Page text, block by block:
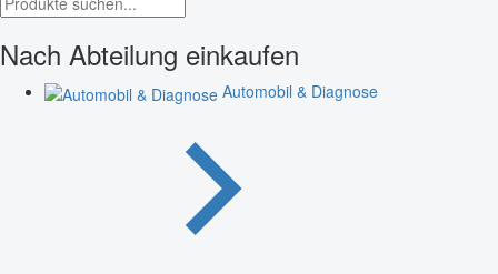
Nach Abteilung einkaufen
Automobil & Diagnose